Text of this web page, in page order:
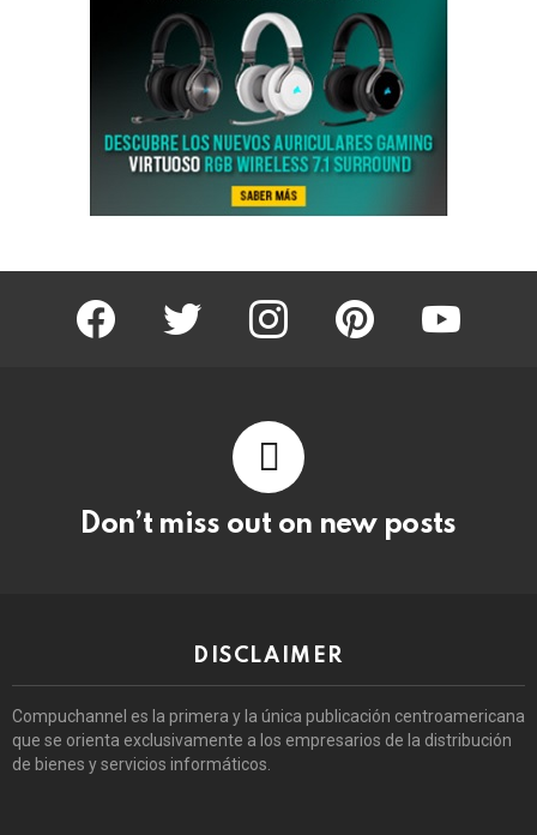
facebook twitter instagram pinterest youtube
Don’t miss out on new posts
DISCLAIMER
Compuchannel es la primera y la única publicación centroamericana
que se orienta exclusivamente a los empresarios de la distribución
de bienes y servicios informáticos.